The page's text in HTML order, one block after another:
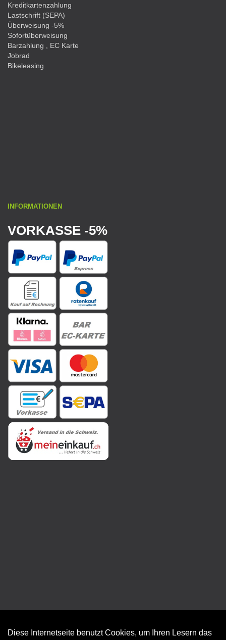
Kreditkartenzahlung
Lastschrift (SEPA)
Überweisung -5%
Sofortüberweisung
Barzahlung , EC Karte
Jobrad
Bikeleasing
INFORMATIONEN
VORKASSE -5%
Diese Internetseite benutzt Cookies, um Ihren Lesern das
Auftrag widerrufen